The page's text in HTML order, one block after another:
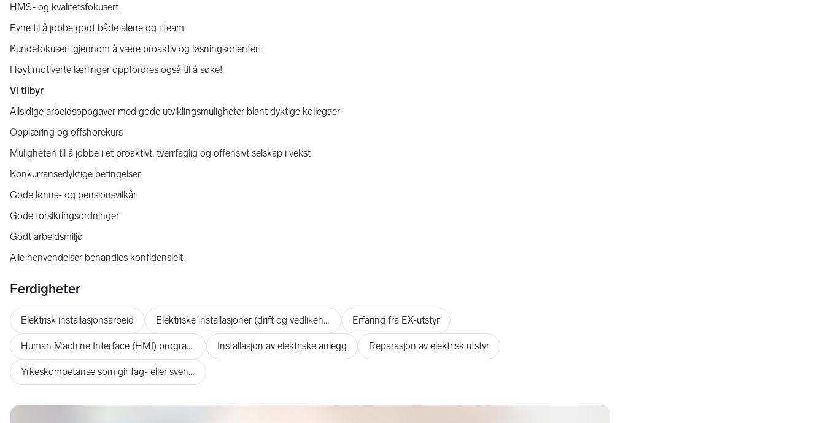
HMS- og kvalitetsfokusert
Evne til å jobbe godt både alene og i team
Kundefokusert gjennom å være proaktiv og løsningsorientert
Høyt motiverte lærlinger oppfordres også til å søke!
Vi tilbyr
Allsidige arbeidsoppgaver med gode utviklingsmuligheter blant dyktige kollegaer
Opplæring og offshorekurs
Muligheten til å jobbe i et proaktivt, tverrfaglig og offensivt selskap i vekst
Konkurransedyktige betingelser
Gode lønns- og pensjonsvilkår
Gode forsikringsordninger
Godt arbeidsmiljø
Alle henvendelser behandles konfidensielt.
Ferdigheter
Elektrisk installasjonsarbeid Elektriske installasjoner (drift og vedlikehold) Erfaring fra EX-utstyr
Human Machine Interface (HMI) programming Installasjon av elektriske anlegg Reparasjon av elektrisk utstyr
Yrkeskompetanse som gir fag- eller svennebrev